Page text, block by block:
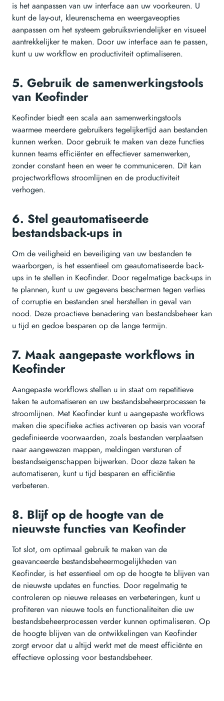
is het aanpassen van uw interface aan uw voorkeuren. U
kunt de lay-out, kleurenschema en weergaveopties
aanpassen om het systeem gebruiksvriendelijker en visueel
aantrekkelijker te maken. Door uw interface aan te passen,
kunt u uw workflow en productiviteit optimaliseren.
5. Gebruik de samenwerkingstools
van Keofinder
Keofinder biedt een scala aan samenwerkingstools
waarmee meerdere gebruikers tegelijkertijd aan bestanden
kunnen werken. Door gebruik te maken van deze functies
kunnen teams efficiënter en effectiever samenwerken,
zonder constant heen en weer te communiceren. Dit kan
projectworkflows stroomlijnen en de productiviteit
verhogen.
6. Stel geautomatiseerde
bestandsback-ups in
Om de veiligheid en beveiliging van uw bestanden te
waarborgen, is het essentieel om geautomatiseerde back-
ups in te stellen in Keofinder. Door regelmatige back-ups in
te plannen, kunt u uw gegevens beschermen tegen verlies
of corruptie en bestanden snel herstellen in geval van
nood. Deze proactieve benadering van bestandsbeheer kan
u tijd en gedoe besparen op de lange termijn.
7. Maak aangepaste workflows in
Keofinder
Aangepaste workflows stellen u in staat om repetitieve
taken te automatiseren en uw bestandsbeheerprocessen te
stroomlijnen. Met Keofinder kunt u aangepaste workflows
maken die specifieke acties activeren op basis van vooraf
gedefinieerde voorwaarden, zoals bestanden verplaatsen
naar aangewezen mappen, meldingen versturen of
bestandseigenschappen bijwerken. Door deze taken te
automatiseren, kunt u tijd besparen en efficiëntie
verbeteren.
8. Blijf op de hoogte van de
nieuwste functies van Keofinder
Tot slot, om optimaal gebruik te maken van de
geavanceerde bestandsbeheermogelijkheden van
Keofinder, is het essentieel om op de hoogte te blijven van
de nieuwste updates en functies. Door regelmatig te
controleren op nieuwe releases en verbeteringen, kunt u
profiteren van nieuwe tools en functionaliteiten die uw
bestandsbeheerprocessen verder kunnen optimaliseren. Op
de hoogte blijven van de ontwikkelingen van Keofinder
zorgt ervoor dat u altijd werkt met de meest efficiënte en
effectieve oplossing voor bestandsbeheer.